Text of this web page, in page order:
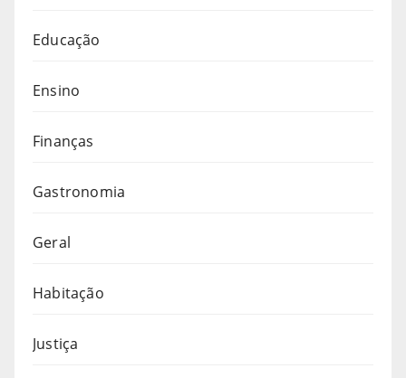
Educação
Ensino
Finanças
Gastronomia
Geral
Habitação
Justiça